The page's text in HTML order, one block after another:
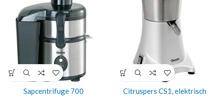
Sapcentrifuge 700 Citruspers CS1, elektrisch